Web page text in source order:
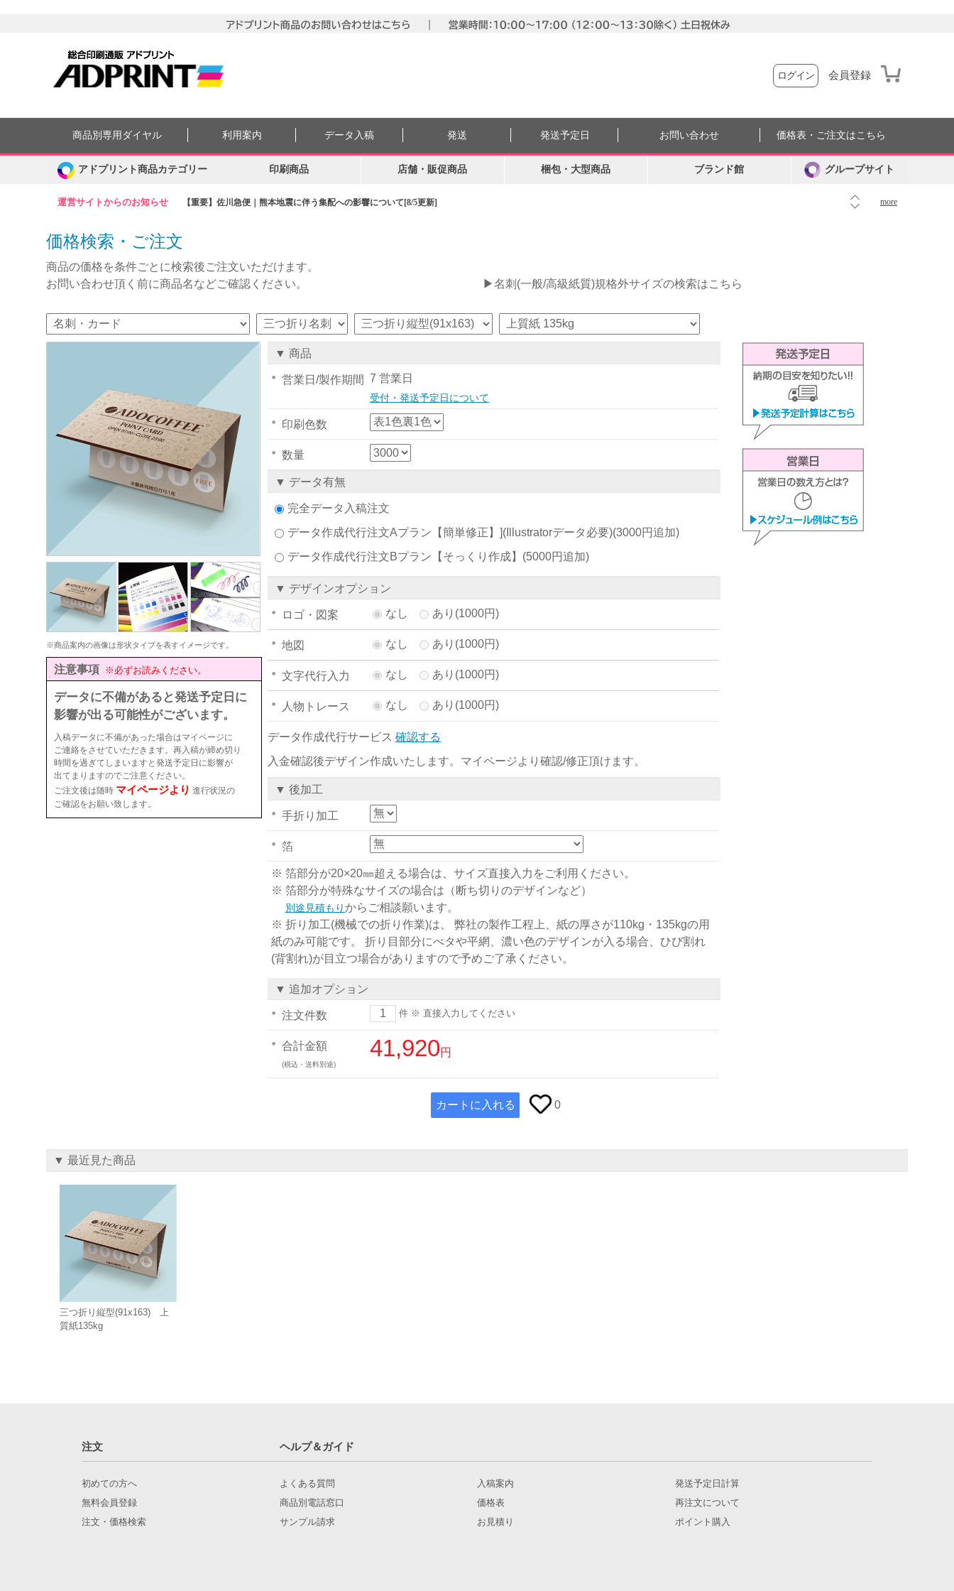
ログイン 会員登録
運営サイトからのお知らせ 【重要】佐川急便｜熊本地震に伴う集配への影響について[8/5更新] more
商品別専用ダイヤル 利用案内 データ入稿 発送 発送予定日 お問い合わせ 価格表・ご注文はこちら
アドプリント商品カテゴリー 印刷商品 店舗・販促商品 梱包・大型商品 ブランド館 グループサイト
価格検索・ご注文
商品の価格を条件ごとに検索後ご注文いただけます。
お問い合わせ頂く前に商品名などご確認ください。
▶名刺(一般/高級紙質)規格外サイズの検索はこちら
※商品案内の画像は形状タイプを表すイメージです。
注意事項 ※必ずお読みください。
データに不備があると発送予定日に
影響が出る可能性がございます。
入稿データに不備があった場合はマイページに
ご連絡をさせていただきます。再入稿が締め切り
時間を過ぎてしまいますと発送予定日に影響が
出てまりますのでご注意ください。
ご注文後は随時 マイページより 進行状況の
ご確認をお願い致します。
▼ 商品
営業日/製作期間 7 営業日
受付・発送予定日について
印刷色数
数量
▼ データ有無
完全データ入稿注文
データ作成代行注文Aプラン【簡単修正】](Illustratorデータ必要)(3000円追加)
データ作成代行注文Bプラン【そっくり作成】 (5000円追加)
▼ デザインオプション
ロゴ・図案 なし あり(1000円)
地図 なし あり(1000円)
文字代行入力 なし あり(1000円)
人物トレース なし あり(1000円)
データ作成代行サービス 確認する
入金確認後デザイン作成いたします。マイページより確認/修正頂けます。
▼ 後加工
手折り加工
箔
※ 箔部分が20×20㎜超える場合は、サイズ直接入力をご利用ください。
※ 箔部分が特殊なサイズの場合は（断ち切りのデザインなど）
別途見積もりからご相談願います。
※ 折り加工(機械での折り作業)は、 弊社の製作工程上、紙の厚さが110kg・135kgの用
紙のみ可能です。 折り目部分にべタや平網、濃い色のデザインが入る場合、ひび割れ
(背割れ)が目立つ場合がありますので予めご了承ください。
▼ 追加オプション
注文件数 件 ※ 直接入力してください
合計金額
(税込・送料別途)
41,920円
カートに入れる 0
▼ 最近見た商品
三つ折り縦型(91x163) 上
質紙135kg
注文 ヘルプ＆ガイド
初めての方へ
無料会員登録
注文・価格検索
よくある質問
商品別電話窓口
サンプル請求
入稿案内
価格表
お見積り
発送予定日計算
再注文について
ポイント購入